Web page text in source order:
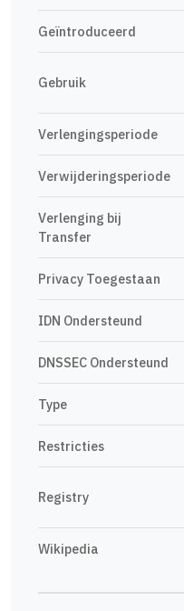
Geïntroduceerd
Gebruik
Verlengingsperiode
Verwijderingsperiode
Verlenging bij
Transfer
Privacy Toegestaan
IDN Ondersteund
DNSSEC Ondersteund
Type
Restricties
Registry
Wikipedia